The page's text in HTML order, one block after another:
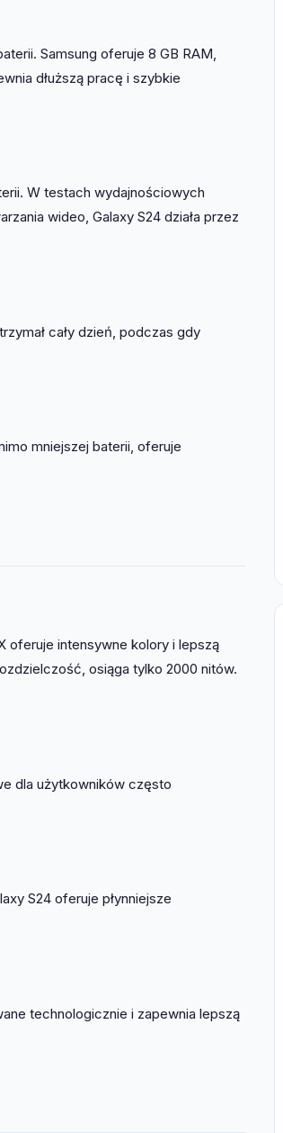
Samsung oferuje 8 GB RAM,
dłuższą pracę i szybkie
W testach wydajnościowych
wideo, Galaxy S24 działa przez
cały dzień, podczas gdy
mniejszej baterii, oferuje
oferuje intensywne kolory i lepszą
osiąga tylko 2000 nitów.
dla użytkowników często
S24 oferuje płynniejsze
technologicznie i zapewnia lepszą